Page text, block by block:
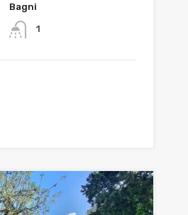
Bagni
1